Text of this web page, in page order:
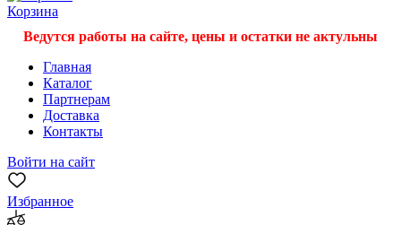
Корзина
Ведутся работы на сайте, цены и остатки не актульны
Главная
Каталог
Партнерам
Доставка
Контакты
Войти на сайт
Избранное